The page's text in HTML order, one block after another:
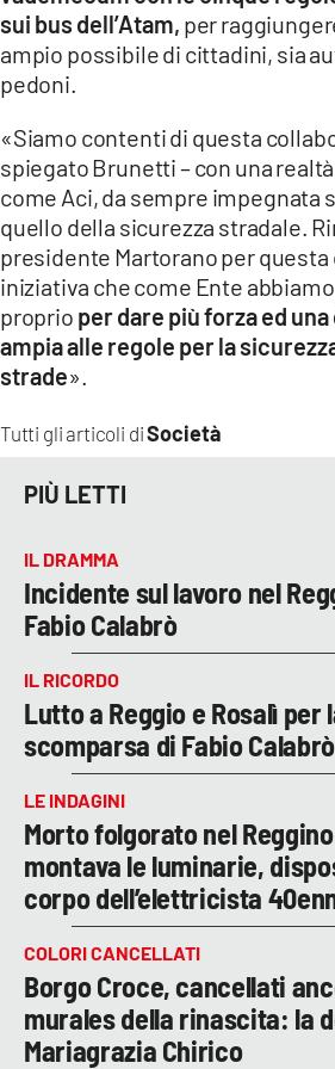
Tutti gli articoli diSocietà
sui bus dell’Atam, per
ampio possibile di cittadini, sia
pedoni.
«Siamo contenti di questa
spiegato Brunetti – con una
come Aci, da sempre impegnata
quello della sicurezza stradale.
presidente Martorano per
iniziativa che come Ente
proprio per dare più forza ed
ampia alle regole per la
strade».
PIÙ LETTI
IL DRAMMA
Incidente sul lavoro nel
Fabio Calabrò
IL RICORDO
Lutto a Reggio e Rosalì per
scomparsa di Fabio Calabrò
LE INDAGINI
Morto folgorato nel
montava le luminarie,
corpo dell’elettricista
COLORI CANCELLATI
Borgo Croce, cancellati
murales della rinascita: la
Mariagrazia Chirico